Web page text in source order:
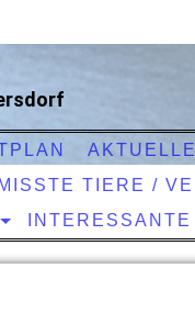
TIERE /